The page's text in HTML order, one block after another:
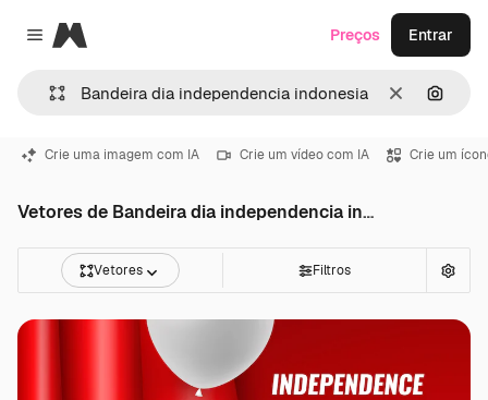
Close menu
Magnific
Limpar
Preços Entrar
Crie uma imagem com IA Crie um vídeo com IA Crie um
Vetores de Bandeira dia independencia indonesia
Vetores Filtros